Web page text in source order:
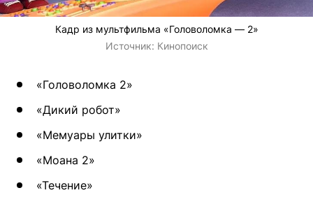
Кадр из мультфильма «Головоломка — 2»
Источник: Кинопоиск
«Головоломка 2»
«Дикий робот»
«Мемуары улитки»
«Моана 2»
«Течение»